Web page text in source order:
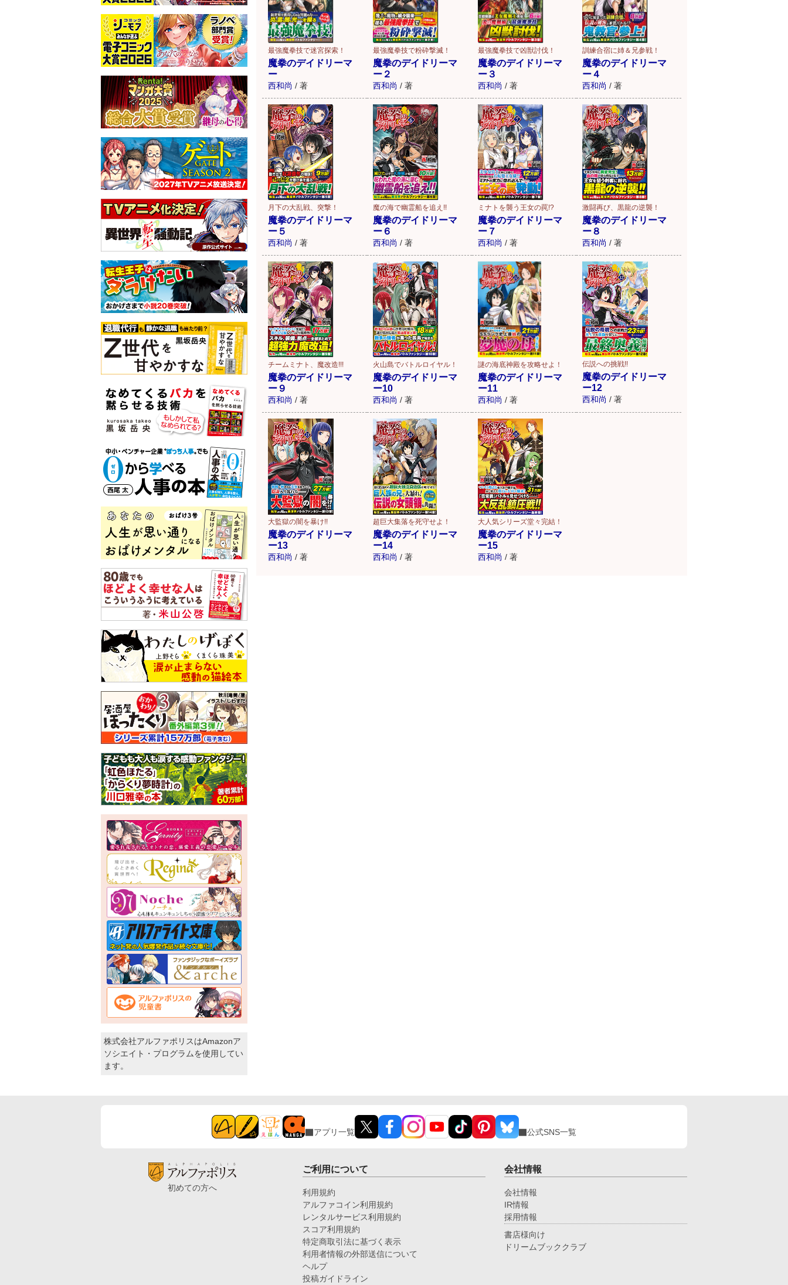
最強魔拳技で迷宮探索！
魔拳のデイドリーマ
ー
西和尚 / 著
最強魔拳技で粉砕撃滅！
魔拳のデイドリーマ
ー２
西和尚 / 著
最強魔拳技で凶獣討伐！
魔拳のデイドリーマ
ー３
西和尚 / 著
訓練合宿に姉＆兄参戦！
魔拳のデイドリーマ
ー４
西和尚 / 著
月下の大乱戦、突撃！
魔拳のデイドリーマ
ー５
西和尚 / 著
魔の海で幽霊船を追え!!
魔拳のデイドリーマ
ー６
西和尚 / 著
ミナトを襲う王女の罠!?
魔拳のデイドリーマ
ー７
西和尚 / 著
激闘再び、黒龍の逆襲！
魔拳のデイドリーマ
ー８
西和尚 / 著
チームミナト、魔改造!!!
魔拳のデイドリーマ
ー９
西和尚 / 著
火山島でバトルロイヤル！
魔拳のデイドリーマ
ー10
西和尚 / 著
謎の海底神殿を攻略せよ！
魔拳のデイドリーマ
ー11
西和尚 / 著
伝説への挑戦!!
魔拳のデイドリーマ
ー12
西和尚 / 著
大監獄の闇を暴け!!
魔拳のデイドリーマ
ー13
西和尚 / 著
超巨大集落を死守せよ！
魔拳のデイドリーマ
ー14
西和尚 / 著
大人気シリーズ堂々完結！
魔拳のデイドリーマ
ー15
西和尚 / 著
株式会社アルファポリスはAmazonア
ソシエイト・プログラムを使用してい
ます。
アプリ一覧 公式SNS一覧
初めての方へ
ご利用について
利用規約
アルファコイン利用規約
レンタルサービス利用規約
スコア利用規約
特定商取引法に基づく表示
利用者情報の外部送信について
ヘルプ
投稿ガイドライン
会社情報
会社情報
IR情報
採用情報
書店様向け
ドリームブッククラブ